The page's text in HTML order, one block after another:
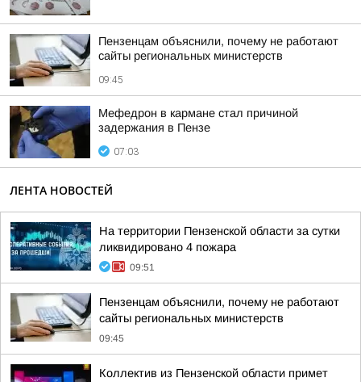
Пензенцам объяснили, почему не работают
сайты региональных министерств
09:45
Мефедрон в кармане стал причиной
задержания в Пензе
07:03
ЛЕНТА НОВОСТЕЙ
На территории Пензенской области за сутки
ликвидировано 4 пожара
09:51
Пензенцам объяснили, почему не работают
сайты региональных министерств
09:45
Коллектив из Пензенской области примет